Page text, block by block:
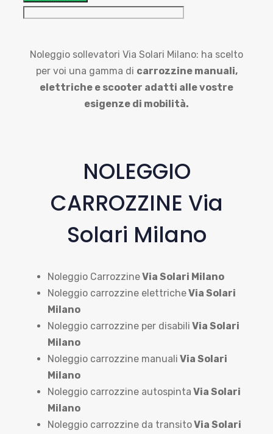
Noleggio sollevatori Via Solari Milano: ha scelto
per voi una gamma di carrozzine manuali,
elettriche e scooter adatti alle vostre
esigenze di mobilità.
NOLEGGIO
CARROZZINE Via
Solari Milano
Noleggio CarrozzineVia Solari Milano
Noleggio carrozzine elettricheVia Solari
Milano
Noleggio carrozzine per disabili Via Solari
Milano
Noleggio carrozzine manuali Via Solari
Milano
Noleggio carrozzine autospinta Via Solari
Milano
Noleggio carrozzine da transitoVia Solari